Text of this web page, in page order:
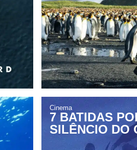
Cinema
7 BATIDAS
SILÊNCIO DO